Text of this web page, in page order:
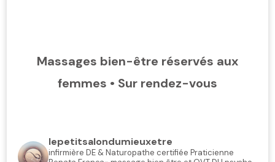
Massages bien-être réservés aux
femmes • Sur rendez-vous
lepetitsalondumieuxetre
infirmière DE & Naturopathe certifiée Praticienne